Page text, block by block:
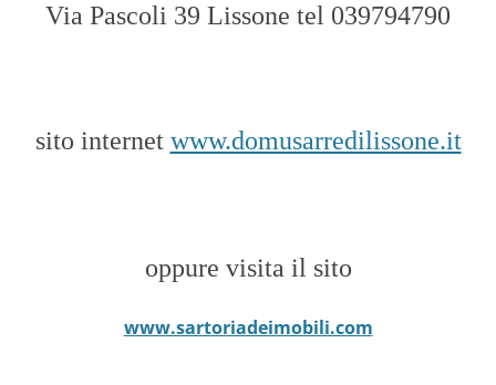
Via Pascoli 39 Lissone tel 039794790
sito internet www.domusarredilissone.it
oppure visita il sito
www.sartoriadeimobili.com